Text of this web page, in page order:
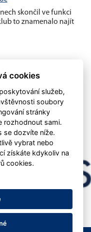
skončil ve funkci
to znamenalo najít
že pouhé
cookies
služeb,
soubory
stránky
rozhodnout sami.
se dozvíte níže.
vybrat nebo
získáte kdykoliv na
cookies.